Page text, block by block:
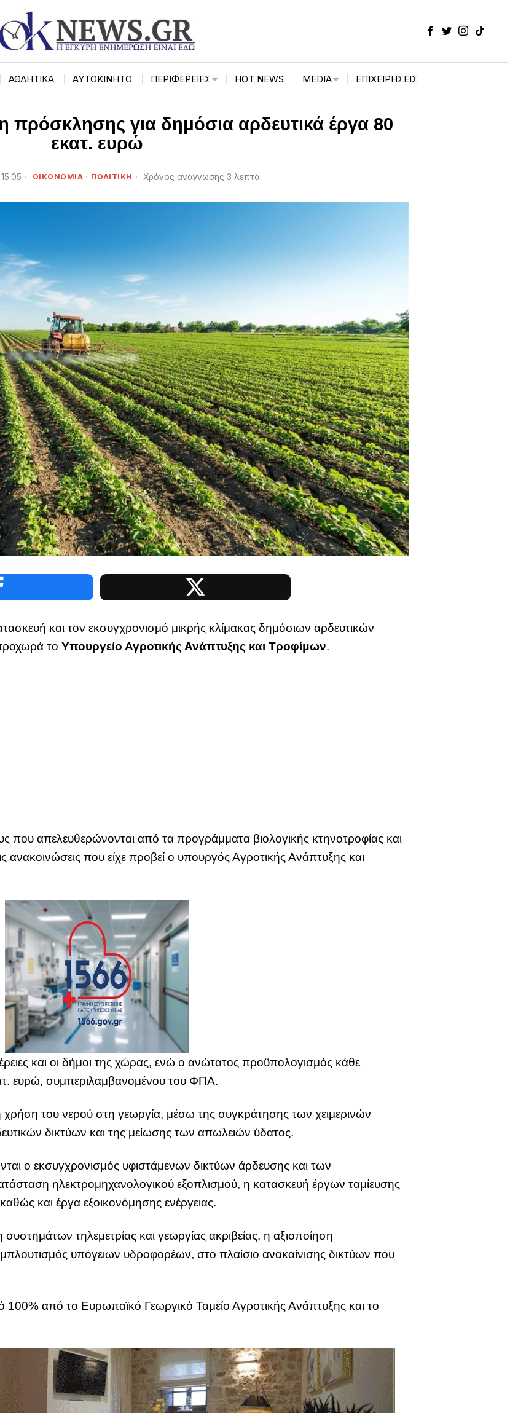
ΑΘΛΗΤΙΚΑ ΑΥΤΟΚΙΝΗΤΟ ΠΕΡΙΦΈΡΕΙΕΣ HOT NEWS MEDIA ΕΠΙΧΕΙΡΉΣΕΙΣ
για δημόσια αρδευτικά έργα 80
εκατ. ευρώ
ΟΙΚΟΝΟΜΙΑ · ΠΟΛΙΤΙΚΗ Χρόνος ανάγνωσης 3 λεπτά
και τον εκσυγχρονισμό μικρής κλίμακας δημόσιων αρδευτικών
τοΥπουργείο Αγροτικής Ανάπτυξης και Τροφίμων.
απελευθερώνονται από τα προγράμματα βιολογικής κτηνοτροφίας και
ανακοινώσεις που είχε προβεί ο υπουργός Αγροτικής Ανάπτυξης και
και οι δήμοι της χώρας, ενώ ο ανώτατος προϋπολογισμός κάθε
ευρώ, συμπεριλαμβανομένου του ΦΠΑ.
χρήση του νερού στη γεωργία, μέσω της συγκράτησης των χειμερινών
δικτύων και της μείωσης των απωλειών ύδατος.
ο εκσυγχρονισμός υφιστάμενων δικτύων άρδευσης και των
ηλεκτρομηχανολογικού εξοπλισμού, η κατασκευή έργων ταμίευσης
και έργα εξοικονόμησης ενέργειας.
τηλεμετρίας και γεωργίας ακριβείας, η αξιοποίηση
υπόγειων υδροφορέων, στο πλαίσιο ανακαίνισης δικτύων που
από το Ευρωπαϊκό Γεωργικό Ταμείο Αγροτικής Ανάπτυξης και το